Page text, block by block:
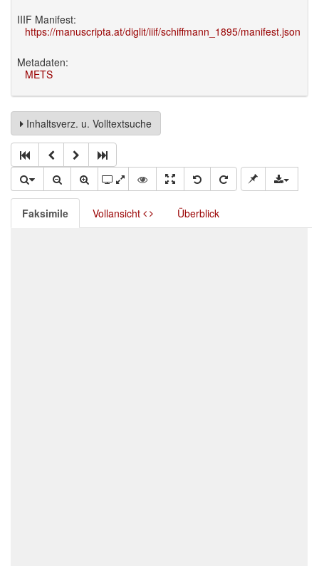
IIIF Manifest:
https://manuscripta.at/diglit/iiif/schiffmann_1895/manifest.json
Metadaten:
METS
Inhaltsverz. u. Volltextsuche
Faksimile Vollansicht Überblick